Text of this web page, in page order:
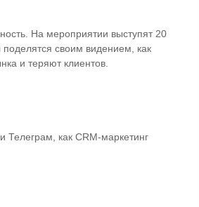
На мероприятии выступят 20
своим видением, как
и теряют клиентов.
Телеграм, как CRM-маркетинг